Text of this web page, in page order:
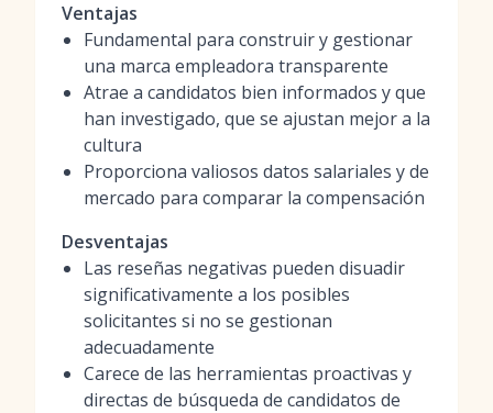
Ventajas
Fundamental para construir y gestionar
una marca empleadora transparente
Atrae a candidatos bien informados y que
han investigado, que se ajustan mejor a la
cultura
Proporciona valiosos datos salariales y de
mercado para comparar la compensación
Desventajas
Las reseñas negativas pueden disuadir
significativamente a los posibles
solicitantes si no se gestionan
adecuadamente
Carece de las herramientas proactivas y
directas de búsqueda de candidatos de